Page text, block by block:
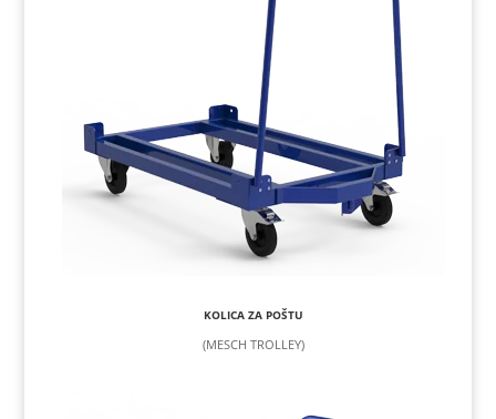
KOLICA ZA POŠTU
(MESCH TROLLEY)